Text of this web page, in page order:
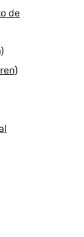
de